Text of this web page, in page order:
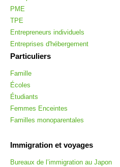
PME
TPE
Entrepreneurs individuels
Entreprises d'hébergement
Particuliers
Famille
Écoles
Étudiants
Femmes Enceintes
Familles monoparentales
Immigration et voyages
Bureaux de l’immigration au Japon